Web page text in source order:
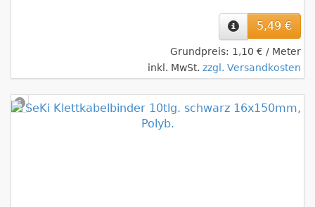
5,49 €
Grundpreis: 1,10 € / Meter
inkl. MwSt. zzgl. Versandkosten